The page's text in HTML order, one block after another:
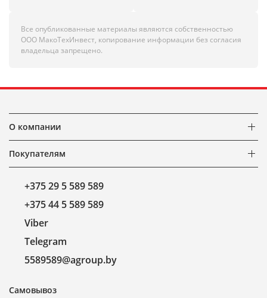
Все опубликованные материалы являются собственностью
ООО МакоТехИнвест, копирование информации без согласия
владельца запрещено.
О компании
Покупателям
+375 29 5 589 589
+375 44 5 589 589
Viber
Telegram
5589589@agroup.by
Самовывоз